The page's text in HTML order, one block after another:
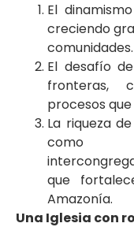
El
creciendo
comunidades.
El desafío
fronteras,
procesos
La riqueza
como
que
Amazonía.
Una Iglesia con